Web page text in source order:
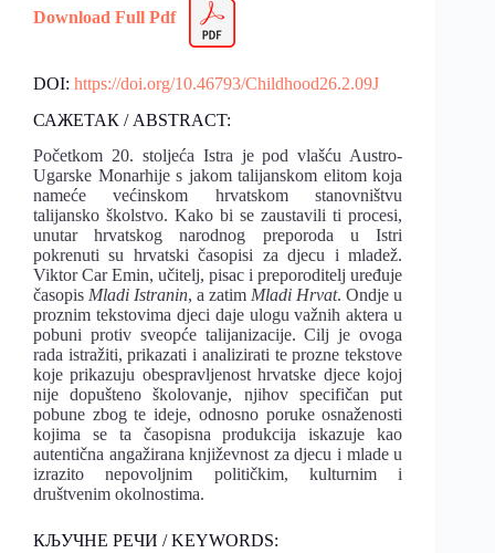
Download Full Pdf
DOI: https://doi.org/10.46793/Childhood26.2.09J
САЖЕТАК / ABSTRACT:
Početkom 20. stoljeća Istra je pod vlašću Austro-
Ugarske Monarhije s jakom talijanskom elitom koja
nameće većinskom hrvatskom stanovništvu
talijansko školstvo. Kako bi se zaustavili ti procesi,
unutar hrvatskog narodnog preporoda u Istri
pokrenuti su hrvatski časopisi za djecu i mladež.
Viktor Car Emin, učitelj, pisac i preporoditelj uređuje
časopis Mladi Istranin, a zatim Mladi Hrvat. Ondje u
proznim tekstovima djeci daje ulogu važnih aktera u
pobuni protiv sveopće talijanizacije. Cilj je ovoga
rada istražiti, prikazati i analizirati te prozne tekstove
koje prikazuju obespravljenost hrvatske djece kojoj
nije dopušteno školovanje, njihov specifičan put
pobune zbog te ideje, odnosno poruke osnaženosti
kojima se ta časopisna produkcija iskazuje kao
autentična angažirana književnost za djecu i mlade u
izrazito nepovoljnim političkim, kulturnim i
društvenim okolnostima.
КЉУЧНЕ РЕЧИ / KEYWORDS: